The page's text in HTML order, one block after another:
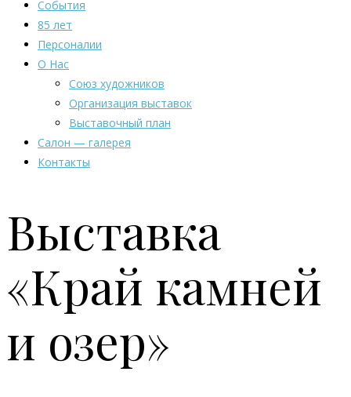
События
85 лет
Персоналии
О Нас
Союз художников
Организация выставок
Выставочный план
Салон — галерея
Контакты
Выставка
«Край камней
и озер»